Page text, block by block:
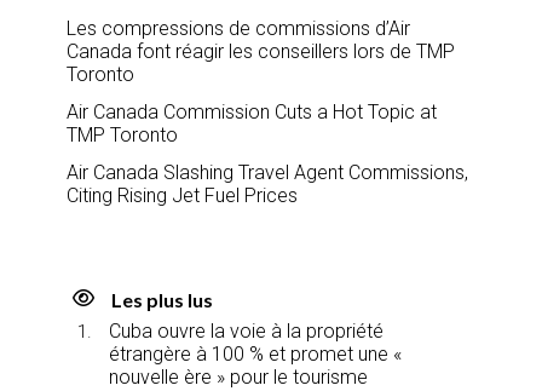
Les compressions de commissions d’Air
Canada font réagir les conseillers lors de TMP
Toronto
Air Canada Commission Cuts a Hot Topic at
TMP Toronto
Air Canada Slashing Travel Agent Commissions,
Citing Rising Jet Fuel Prices
Les plus lus
Cuba ouvre la voie à la propriété
étrangère à 100 % et promet une «
nouvelle ère » pour le tourisme